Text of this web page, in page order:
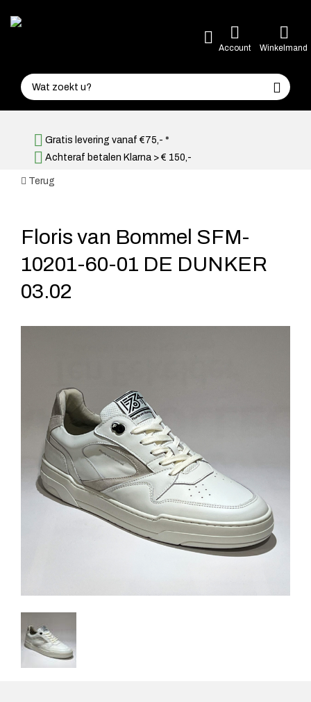
Account Winkelmand
Gratis levering vanaf €75,- *
Achteraf betalen Klarna > € 150,-
Terug
Floris van Bommel SFM-
10201-60-01 DE DUNKER
03.02